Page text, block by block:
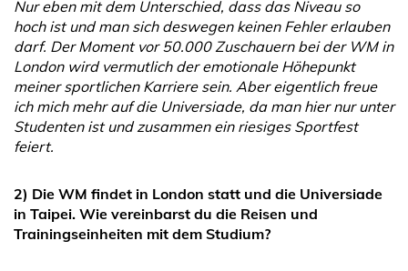
Nur eben mit dem Unterschied, dass das Niveau so
hoch ist und man sich deswegen keinen Fehler erlauben
darf. Der Moment vor 50.000 Zuschauern bei der WM in
London wird vermutlich der emotionale Höhepunkt
meiner sportlichen Karriere sein. Aber eigentlich freue
ich mich mehr auf die Universiade, da man hier nur unter
Studenten ist und zusammen ein riesiges Sportfest
feiert.
2) Die WM findet in London statt und die Universiade
in Taipei. Wie vereinbarst du die Reisen und
Trainingseinheiten mit dem Studium?